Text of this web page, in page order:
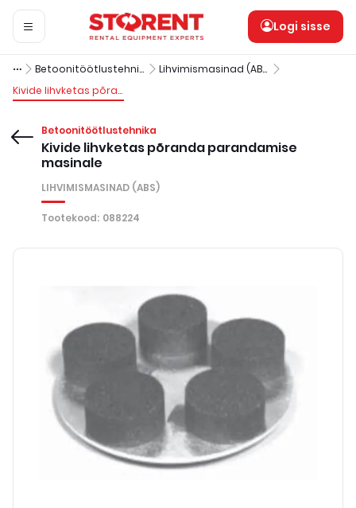
Logi sisse
Betoonitöötlustehnika
Lihvimismasinad (ABS)
Kivide lihvketas põranda parandamise masinale
Betoonitöötlustehnika
Kivide lihvketas põranda parandamise
masinale
LIHVIMISMASINAD (ABS)
Tootekood: 088224